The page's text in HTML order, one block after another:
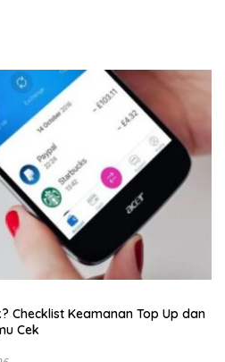
Checklist Keamanan Top Up dan
Cek